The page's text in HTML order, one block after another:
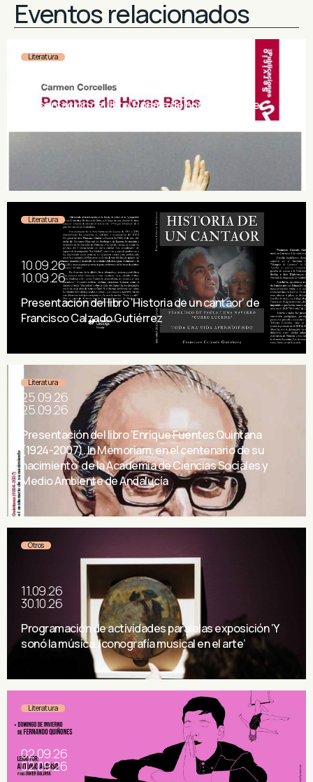
Eventos relacionados
Literatura
15.09.26
Presentación del libro ‘Poema de horas bajas’ de
Literatura
10.09.26
10.09.26
Presentación del libro ‘Historia de un cantaor’ de
Francisco Calzado Gutiérrez
Literatura
25.09.26
25.09.26
Presentación del libro ‘Enrique Fuentes Quintana
(1924-2007). In Memoriam, en el centenario de su
nacimiento’ de la Academia de Ciencias Sociales y
Medio Ambiente de Andalucía
Otros
11.09.26
30.10.26
Programación de actividades paralelas exposición ‘Y
sonó la música. Iconografía musical en el arte’
Literatura
02.09.26
02.09.26